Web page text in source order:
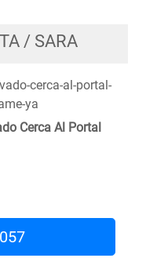
/ SARA
Cerca Al Portal